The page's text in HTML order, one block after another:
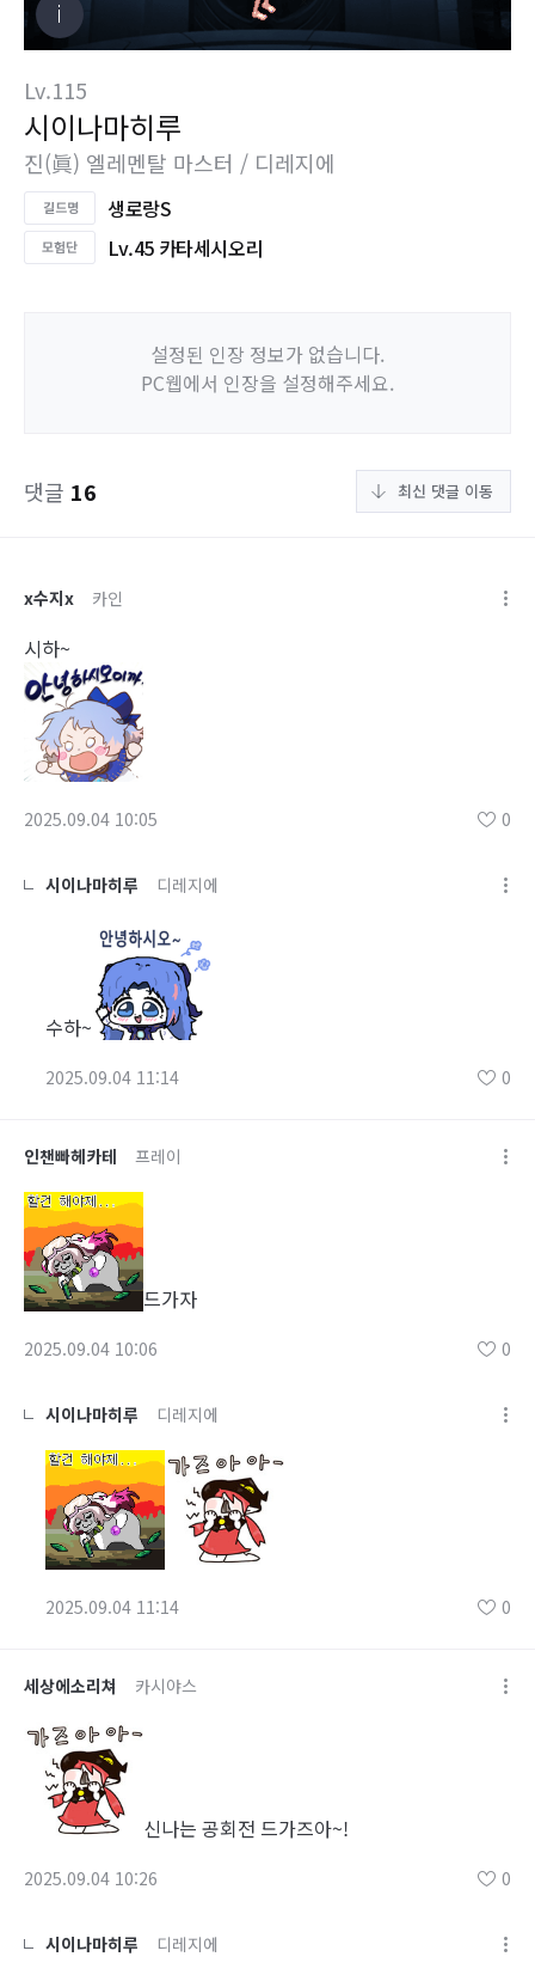
Lv.115
시이나마히루
진(眞) 엘레멘탈 마스터 / 디레지에
생로랑S
Lv.45 카타세시오리
설정된 인장 정보가 없습니다.
PC웹에서 인장을 설정해주세요.
댓글 16 최신 댓글 이동
x수지x 카인
시하~
2025.09.04 10:05 0
시이나마히루 디레지에
수하~
2025.09.04 11:14 0
인챈빠헤카테 프레이
드가자
2025.09.04 10:06 0
시이나마히루 디레지에
2025.09.04 11:14 0
세상에소리쳐 카시야스
신나는 공회전 드가즈아~!
2025.09.04 10:26 0
시이나마히루 디레지에